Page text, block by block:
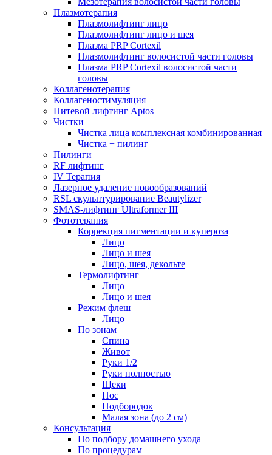
Плазмотерапия
Плазмолифтинг лицо
Плазмолифтинг лицо и шея
Плазма PRP Cortexil
Плазмолифтинг волосистой части головы
Плазма PRP Cortexil волосистой части
головы
Коллагенотерапия
Коллагеностимуляция
Нитевой лифтинг Aptos
Чистки
Чистка лица комплексная комбинированная
Чистка + пилинг
Пилинги
RF лифтинг
IV Терапия
Лазерное удаление новообразований
RSL скульптурирование Beautylizer
SMAS-лифтинг Ultraformer III
Фототерапия
Коррекция пигментации и купероза
Лицо
Лицо и шея
Лицо, шея, декольте
Термолифтинг
Лицо
Лицо и шея
Режим флеш
Лицо
По зонам
Спина
Живот
Руки 1/2
Руки полностью
Щеки
Нос
Подбородок
Малая зона (до 2 см)
Консультация
По подбору домашнего ухода
По процедурам